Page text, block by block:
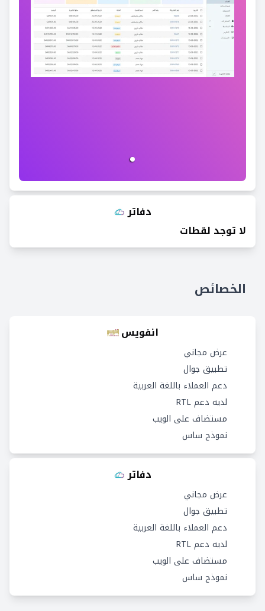
دفاتر
لا توجد لقطات
الخصائص
انفويس
عرض مجاني
تطبيق جوال
دعم العملاء باللغة العربية
لديه دعم RTL
مستضاف على الويب
نموذج ساس
دفاتر
عرض مجاني
تطبيق جوال
دعم العملاء باللغة العربية
لديه دعم RTL
مستضاف على الويب
نموذج ساس